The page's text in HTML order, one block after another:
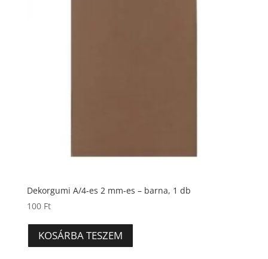
Dekorgumi A/4-es 2 mm-es – barna, 1 db
100 Ft
KOSÁRBA TESZEM